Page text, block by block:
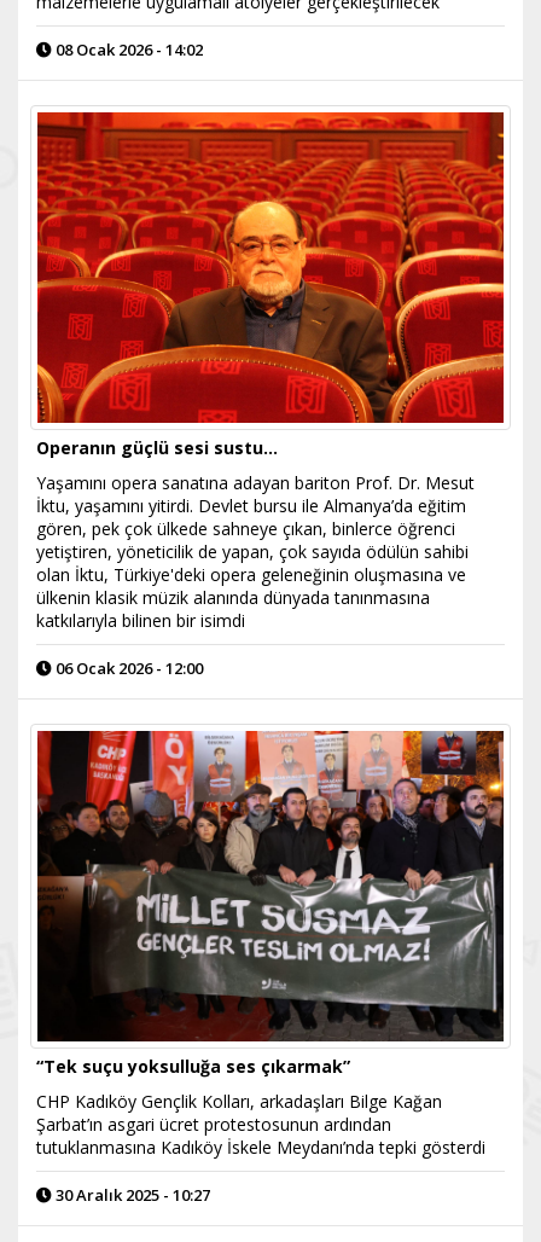
08 Ocak 2026 - 14:02
Operanın güçlü sesi sustu...
Yaşamını opera sanatına adayan bariton Prof. Dr. Mesut
İktu, yaşamını yitirdi. Devlet bursu ile Almanya’da eğitim
gören, pek çok ülkede sahneye çıkan, binlerce öğrenci
yetiştiren, yöneticilik de yapan, çok sayıda ödülün sahibi
olan İktu, Türkiye'deki opera geleneğinin oluşmasına ve
ülkenin klasik müzik alanında dünyada tanınmasına
katkılarıyla bilinen bir isimdi
06 Ocak 2026 - 12:00
“Tek suçu yoksulluğa ses çıkarmak”
CHP Kadıköy Gençlik Kolları, arkadaşları Bilge Kağan
Şarbat’ın asgari ücret protestosunun ardından
tutuklanmasına Kadıköy İskele Meydanı’nda tepki gösterdi
30 Aralık 2025 - 10:27